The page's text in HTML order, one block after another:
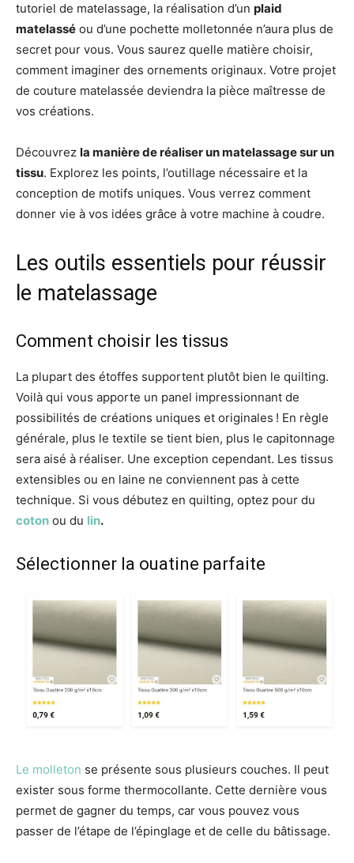
tutoriel de matelassage, la réalisation d’un plaid
matelassé ou d’une pochette molletonnée n’aura plus de
secret pour vous. Vous saurez quelle matière choisir,
comment imaginer des ornements originaux. Votre projet
de couture matelassée deviendra la pièce maîtresse de
vos créations.
Découvrez la manière de réaliser un matelassage sur un
tissu. Explorez les points, l’outillage nécessaire et la
conception de motifs uniques. Vous verrez comment
donner vie à vos idées grâce à votre machine à coudre.
Les outils essentiels pour réussir
le matelassage
Comment choisir les tissus
La plupart des étoffes supportent plutôt bien le quilting.
Voilà qui vous apporte un panel impressionnant de
possibilités de créations uniques et originales ! En règle
générale, plus le textile se tient bien, plus le capitonnage
sera aisé à réaliser. Une exception cependant. Les tissus
extensibles ou en laine ne conviennent pas à cette
technique. Si vous débutez en quilting, optez pour du
coton ou du lin.
Sélectionner la ouatine parfaite
Le molleton se présente sous plusieurs couches. Il peut
exister sous forme thermocollante. Cette dernière vous
permet de gagner du temps, car vous pouvez vous
passer de l’étape de l’épinglage et de celle du bâtissage.